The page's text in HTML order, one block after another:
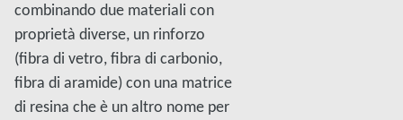
combinando due materiali con
proprietà diverse, un rinforzo
(fibra di vetro, fibra di carbonio,
fibra di aramide) con una matrice
di resina che è un altro nome per